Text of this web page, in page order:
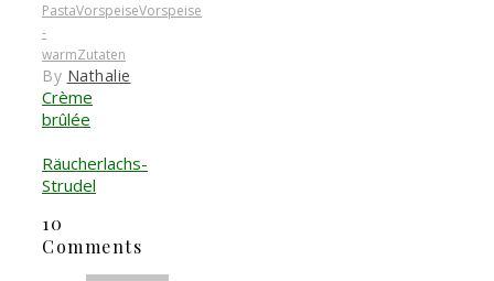
PastaVorspeiseVorspeise
-
warmZutaten
By Nathalie
Crème
brûlée
Räucherlachs-
Strudel
10
Comments